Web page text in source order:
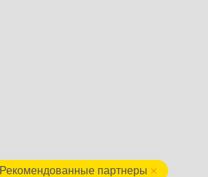
Рекомендованные партнеры